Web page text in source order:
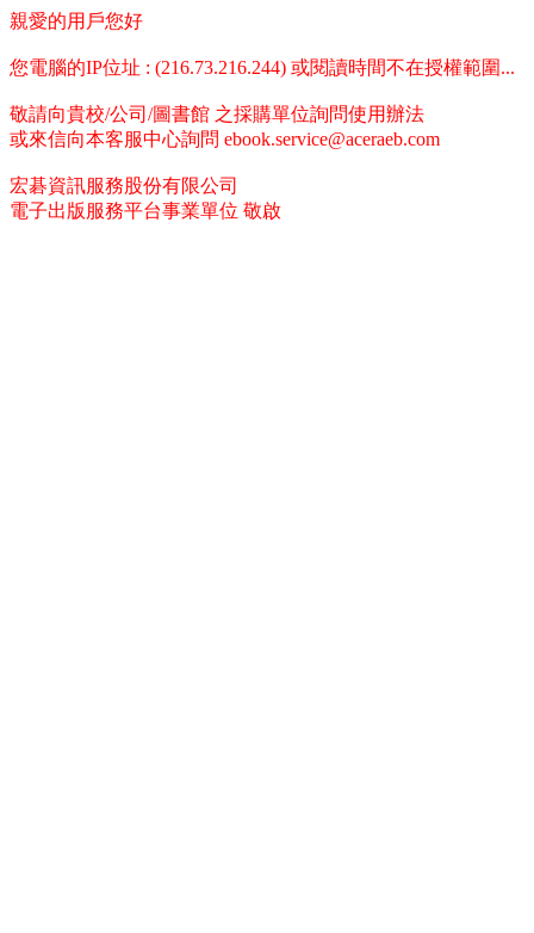
親愛的用戶您好
您電腦的IP位址 : (216.73.216.244) 或閱讀時間不在授權範圍...
敬請向貴校/公司/圖書館 之採購單位詢問使用辦法
或來信向本客服中心詢問 ebook.service@aceraeb.com
宏碁資訊服務股份有限公司
電子出版服務平台事業單位 敬啟